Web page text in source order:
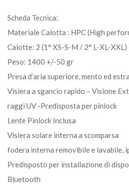
Scheda Tecnica:
Materiale Calotta : HPC (High
Calotte: 2 (1° XS-S-M / 2° L-XL-XXL)
Peso: 1400 +/-50 gr
Presa d’aria superiore, mento ed
Visiera a sgancio rapido – Visione
raggi UV -Predisposta per pinlock
Lente Pinlock Inclusa
Visiera solare interna a scomparsa
fodera interna removibile e lavabile,
Predisposto per installazione di
Bluetooth